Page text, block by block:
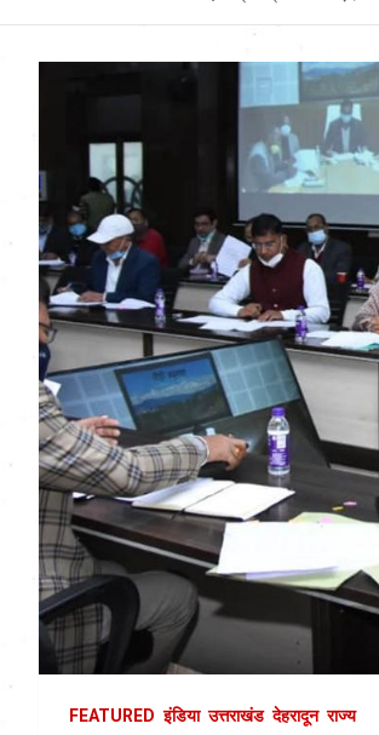
Uttarakhand
Hindi
FEATURED इंडिया उत्तराखंड देहरादून राज्य